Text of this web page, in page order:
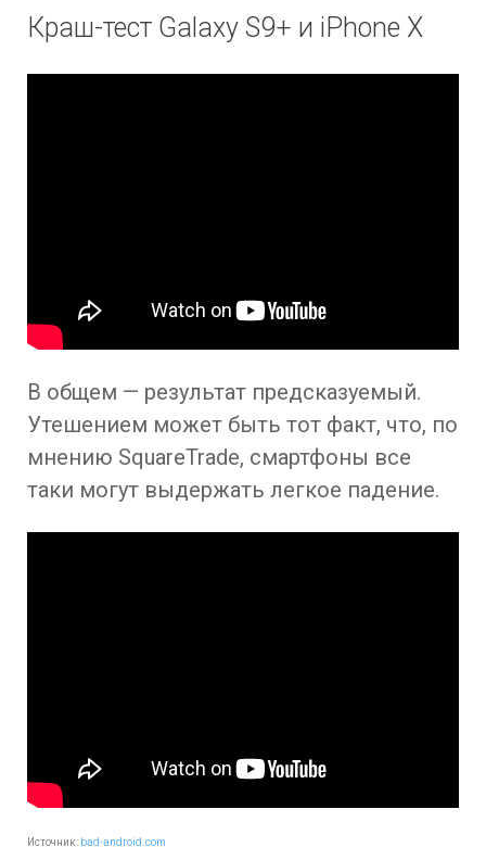
Краш-тест Galaxy S9+ и iPhone X
В общем — результат предсказуемый.
Утешением может быть тот факт, что, по
мнению SquareTrade, смартфоны все
таки могут выдержать легкое падение.
Источник: bad-android.com